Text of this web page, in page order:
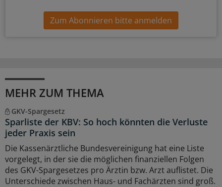
Zum Abonnieren bitte anmelden
MEHR ZUM THEMA
GKV-Spargesetz
Sparliste der KBV: So hoch könnten die Verluste
jeder Praxis sein
Die Kassenärztliche Bundesvereinigung hat eine Liste
vorgelegt, in der sie die möglichen finanziellen Folgen
des GKV-Spargesetzes pro Ärztin bzw. Arzt auflistet. Die
Unterschiede zwischen Haus- und Fachärzten sind groß.